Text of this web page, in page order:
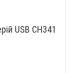
USB CH341